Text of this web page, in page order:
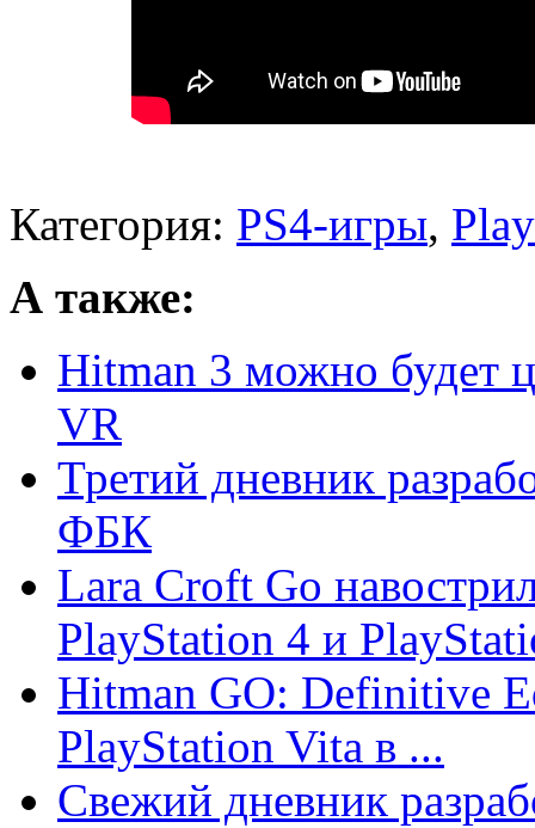
Категория: PS4-игры,
А также:
Hitman 3 можно будет
VR
Третий дневник
ФБК
Lara Croft Go
PlayStation 4 и
Hitman GO: Definitive
PlayStation Vita в ...
Свежий дневник